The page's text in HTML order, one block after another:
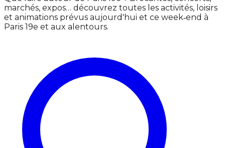
marchés, expos… découvrez toutes les activités, loisirs
et animations prévus aujourd'hui et ce week‑end à
Paris 19e et aux alentours.